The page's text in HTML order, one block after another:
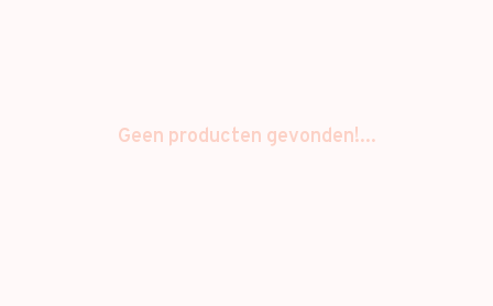
Geen producten gevonden!...